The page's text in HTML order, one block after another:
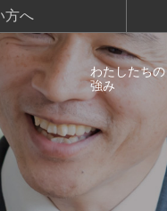
方へ
わたしたちの
強み